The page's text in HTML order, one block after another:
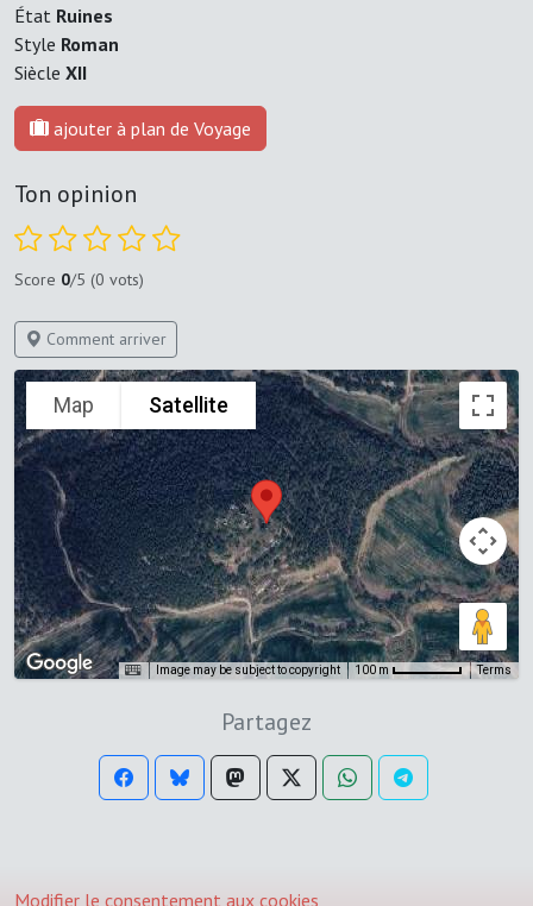
État Ruines
Style Roman
Siècle XII
ajouter à plan de Voyage
Ton opinion
Score 0/5 (0 vots)
Comment arriver
Map Satellite
Image may be subject to copyright 100 m Terms
Partagez
Modifier le consentement aux cookies